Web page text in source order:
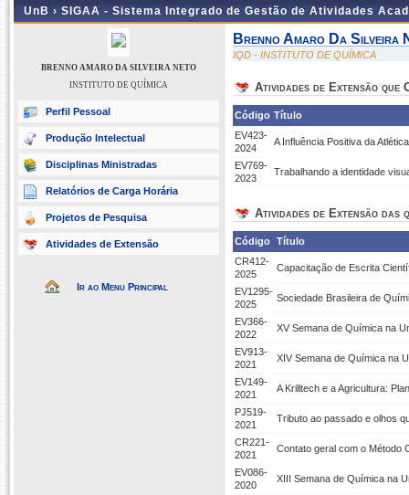
UnB › SIGAA - Sistema Integrado de Gestão de Atividades
BRENNO AMARO DA SILVEIRA NETO
INSTITUTO DE QUÍMICA
Perfil Pessoal
Produção Intelectual
Disciplinas Ministradas
Relatórios de Carga Horária
Projetos de Pesquisa
Atividades de Extensão
Ir ao Menu Principal
Brenno Amaro Da Silveira
IQD - INSTITUTO DE QUÍMICA
Atividades de Extensão que
Código Título
EV423-
2024
A Influência Positiva da
EV769-
2023
Trabalhando a identidade
Atividades de Extensão das
Código Título
CR412-
2025
Capacitação de Escrita
EV1295-
2025
Sociedade Brasileira de
EV366-
2022
XV Semana de Química na
EV913-
2021
XIV Semana de Química na
EV149-
2021
A Krilltech e a Agricultura:
PJ519-
2021
Tributo ao passado e olhos
CR221-
2021
Contato geral com o Método
EV086-
2020
XIII Semana de Química na